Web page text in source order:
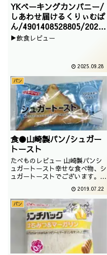
YKベーキングカンパニー/
しあわせ届けるくりぃむぱ
ん/4901408528805/2025
/07/01
▶飲食レビュー
2025.09.28
パン
食●山崎製パン/シュガー
トースト
たべものレビュー 山崎製パンシ
ュガートースト幸せな食べ物、シ
ュガートーストでございます。た
ただけなのに、これだけ幸せな味
になるのでございます。撮影日は
2019年03月
2019.07.22
パン